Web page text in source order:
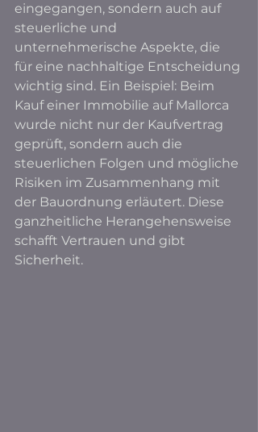
eingegangen, sondern auch auf
steuerliche und
unternehmerische Aspekte, die
für eine nachhaltige Entscheidung
wichtig sind. Ein Beispiel: Beim
Kauf einer Immobilie auf Mallorca
wurde nicht nur der Kaufvertrag
geprüft, sondern auch die
steuerlichen Folgen und mögliche
Risiken im Zusammenhang mit
der Bauordnung erläutert. Diese
ganzheitliche Herangehensweise
schafft Vertrauen und gibt
Sicherheit.